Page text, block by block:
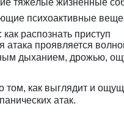
тяжёлые жизненные
психоактивные
распознать приступ
атака проявляется
дыханием, дрожью,
том, как выглядит и
атак.